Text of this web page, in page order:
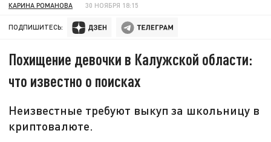
КАРИНА РОМАНОВА 30 НОЯБРЯ 18:15
ПОДПИШИТЕСЬ:
Похищение девочки в Калужской области:
что известно о поисках
Неизвестные требуют выкуп за школьницу в
криптовалюте.